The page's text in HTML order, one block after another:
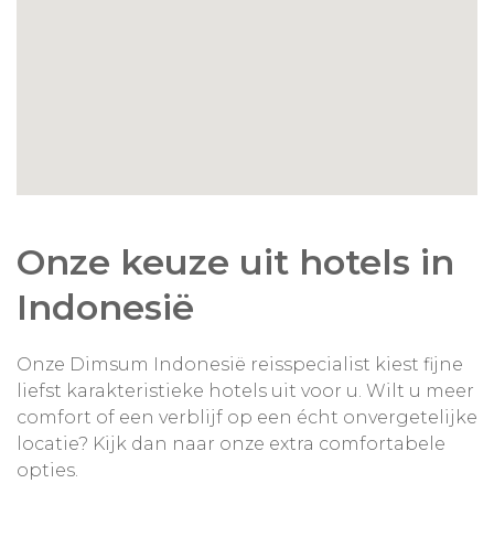
reisspecialist naar de mogelijkheden.
Onze keuze uit hotels in
Indonesië
Onze Dimsum Indonesië reisspecialist kiest fijne
liefst karakteristieke hotels uit voor u. Wilt u meer
comfort of een verblijf op een écht onvergetelijke
locatie? Kijk dan naar onze extra comfortabele
opties.